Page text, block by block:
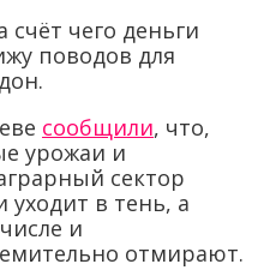
счёт чего деньги
поводов для
сообщили, что,
урожаи и
сектор
в тень, а
и
отмирают.